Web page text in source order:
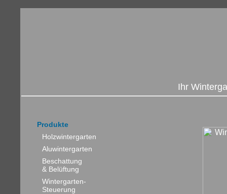
Ihr
Produkte
Holzwintergarten
Aluwintergarten
Beschattung
& Belüftung
Wintergarten-
Steuerung